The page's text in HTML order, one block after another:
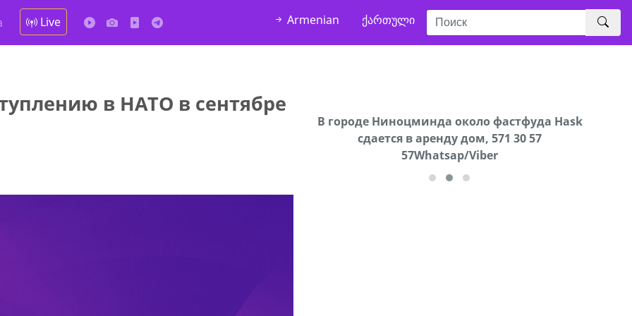
Live Armenian ქართული
в НАТО в сентябре
В городе Ниноцминда около фастфуда Hask
cдается в аренду дом, 571 30 57
57Whatsap/Viber
Продается машина марки Prado,571 30 57
57Whatsap/Viber